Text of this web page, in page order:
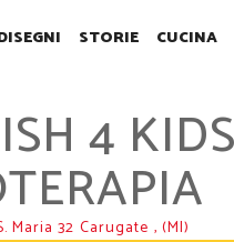
STORIE CUCINA
4
Maria 32 Carugate , (MI)